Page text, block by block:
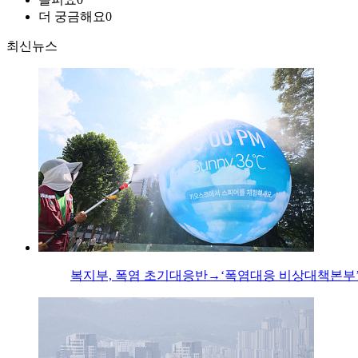
더 궁금해요0
최신뉴스
복지부, 폭염 초기대응반→‘폭염대응 비상대책본부